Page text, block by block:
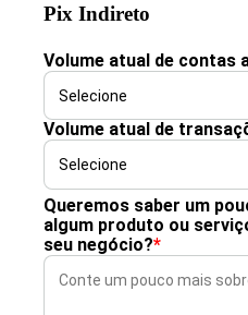
Pix Indireto
Volume atual de contas
Volume atual de
Queremos saber um
algum produto ou
seu negócio?*